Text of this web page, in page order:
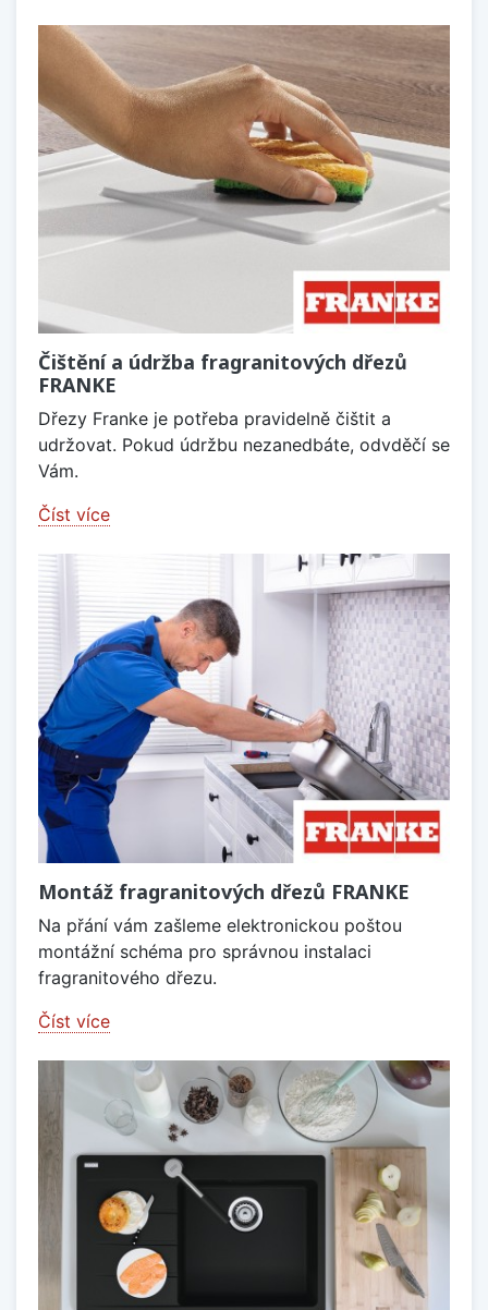
Čištění a údržba fragranitových dřezů
FRANKE
Dřezy Franke je potřeba pravidelně čištit a
udržovat. Pokud údržbu nezanedbáte, odvděčí se
Vám.
Číst více
Montáž fragranitových dřezů FRANKE
Na přání vám zašleme elektronickou poštou
montážní schéma pro správnou instalaci
fragranitového dřezu.
Číst více